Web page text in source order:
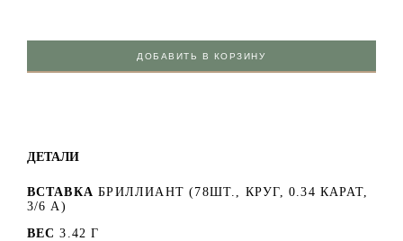
ДОБАВИТЬ В КОРЗИНУ
ДЕТАЛИ
ВСТАВКА БРИЛЛИАНТ (78ШТ., КРУГ, 0.34 КАРАТ,
3/6 А)
ВЕС 3.42 Г